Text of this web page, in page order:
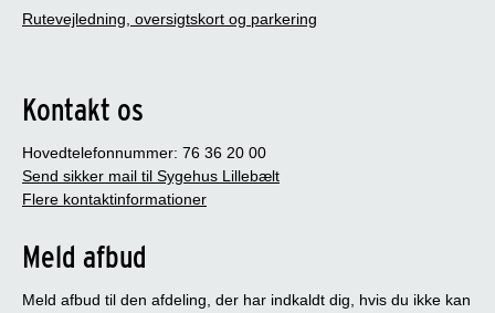
Rutevejledning, oversigtskort og parkering
Kontakt os
Hovedtelefonnummer: 76 36 20 00
Send sikker mail til Sygehus Lillebælt
Flere kontaktinformationer
Meld afbud
Meld afbud til den afdeling, der har indkaldt dig, hvis du ikke kan